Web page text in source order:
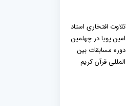
تلاوت افتخاری استاد
امین پویا در چهلمین
دوره مسابقات بین
المللی قرآن کریم